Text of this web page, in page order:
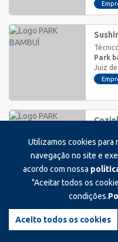
Park
Juiz
Park
Juiz
Utilizamos cookies para
navegação no site e
acordo com nossa
"Aceitar todos os
condições.
Aceito todos os cookies